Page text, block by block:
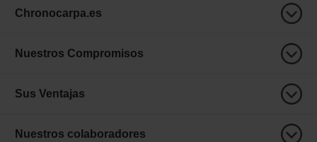
Chronocarpa.es
Nuestros Compromisos
Sus Ventajas
Nuestros colaboradores